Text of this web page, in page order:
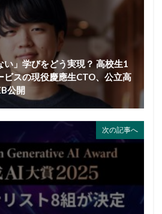
」学びをどう実現？ 高校生1
ビスの現役慶應生CTO、公立高
公開
次の記事へ